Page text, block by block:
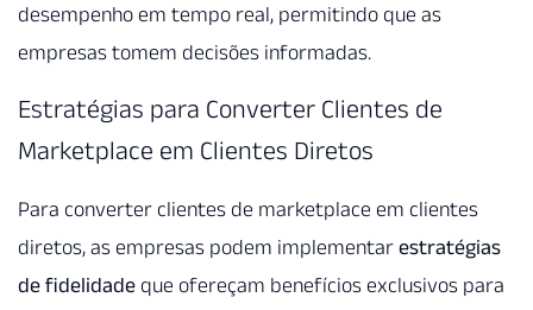
desempenho em tempo real, permitindo que as
empresas tomem decisões informadas.
Estratégias para Converter Clientes de
Marketplace em Clientes Diretos
Para converter clientes de marketplace em clientes
diretos, as empresas podem implementar estratégias
de fidelidade que ofereçam benefícios exclusivos para